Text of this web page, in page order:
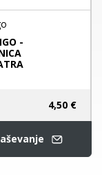
-
4,50 €